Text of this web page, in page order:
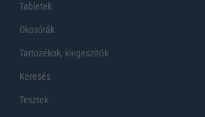
Tabletek
Okosórák
Tartozékok, kiegeszítők
Keresés
Tesztek